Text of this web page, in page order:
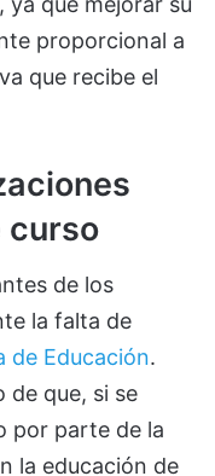
proporcional a
que recibe el
curso
de los
la falta de
de Educación.
de que, si se
por parte de la
la educación de